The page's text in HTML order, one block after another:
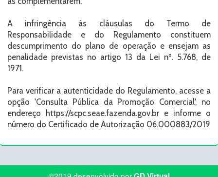
A infringência às cláusulas do Termo de
Responsabilidade e do Regulamento constituem
descumprimento do plano de operação e ensejam as
penalidade previstas no artigo 13 da Lei nº. 5.768, de
1971.
Para verificar a autenticidade do Regulamento, acesse a
opção 'Consulta Pública da Promoção Comercial', no
endereço https://scpc.seae.fazenda.gov.br e informe o
número do Certificado de Autorização 06.000883/2019